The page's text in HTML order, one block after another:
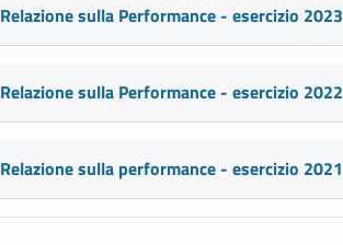
Relazione sulla Performance - esercizio 2023
Relazione sulla Performance - esercizio 2022
Relazione sulla performance - esercizio 2021